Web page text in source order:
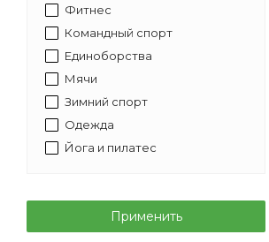
Фитнес
Командный спорт
Единоборства
Мячи
Зимний спорт
Одежда
Йога и пилатес
Применить